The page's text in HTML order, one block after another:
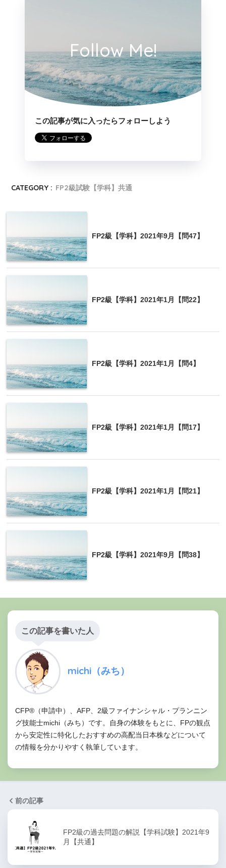
Follow Me!
この記事が気に入ったらフォローしよう
CATEGORY : FP2級試験【学科】共通
FP2級【学科】2021年9月【問47】
FP2級【学科】2021年1月【問22】
FP2級【学科】2021年1月【問4】
FP2級【学科】2021年1月【問17】
FP2級【学科】2021年1月【問21】
FP2級【学科】2021年9月【問38】
この記事を書いた人
michi（みち）
CFP®（申請中）、AFP、2級ファイナンシャル・プランニン
グ技能士michi（みち）です。自身の体験をもとに、FPの観点
から安定性に特化したおすすめの高配当日本株などについて
の情報を分かりやすく執筆しています。
前の記事
FP2級の過去問題の解説【学科試験】2021年9
月【共通】